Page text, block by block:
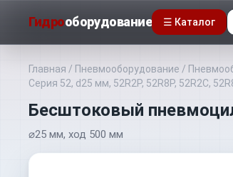
Гидрооборудование ☰ Каталог
Главная / Пневмооборудование /
Серия 52, d25 мм, 52R2P, 52R8P, 52R2C,
Бесштоковый
⌀25 мм, ход 500 мм